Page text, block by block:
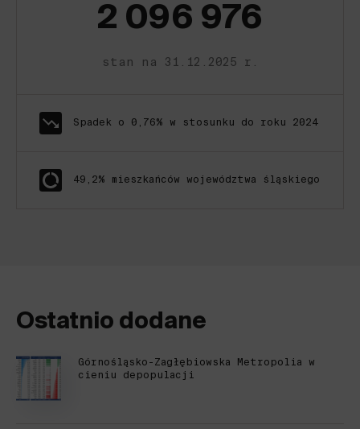
2 096 976
stan na 31.12.2025 r.
Spadek o 0,76% w stosunku do roku 2024
49,2% mieszkańców województwa śląskiego
Ostatnio dodane
Górnośląsko-Zagłębiowska Metropolia w
cieniu depopulacji